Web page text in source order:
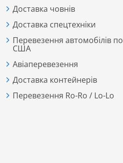
Доставка човнів
Доставка спецтехніки
Перевезення автомобілів по
США
Авіаперевезення
Доставка контейнерів
Перевезення Ro-Ro / Lo-Lo